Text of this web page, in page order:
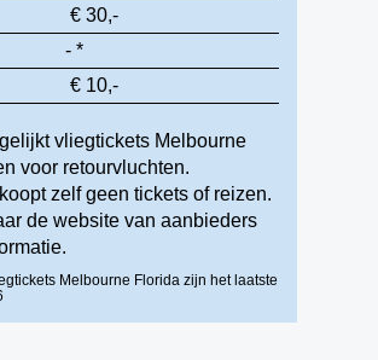
€ 30,-
- *
€ 10,-
vliegtickets Melbourne
voor retourvluchten.
zelf geen tickets of reizen.
de website van aanbieders
Melbourne Florida zijn het laatste